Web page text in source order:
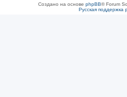
Создано на основе phpBB® Forum
Русская поддержка